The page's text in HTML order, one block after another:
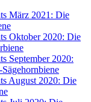
März 2021: Die
Oktober 2020: Die
September 2020:
August 2020: Die